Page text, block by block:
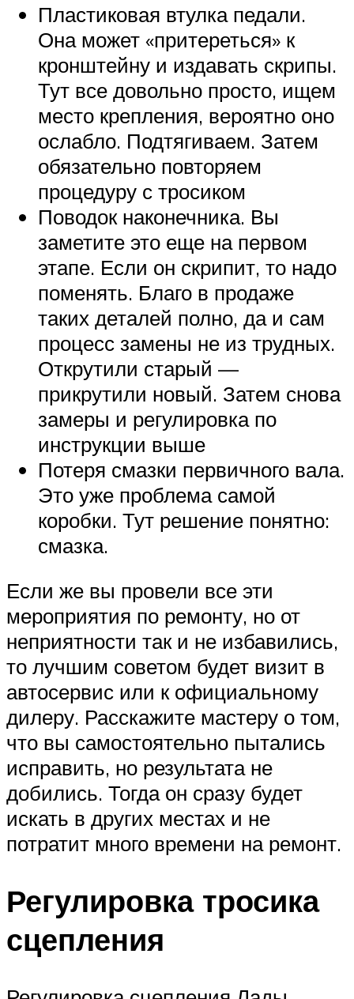
Пластиковая втулка педали.
Она может «притереться» к
кронштейну и издавать скрипы.
Тут все довольно просто, ищем
место крепления, вероятно оно
ослабло. Подтягиваем. Затем
обязательно повторяем
процедуру с тросиком
Поводок наконечника. Вы
заметите это еще на первом
этапе. Если он скрипит, то надо
поменять. Благо в продаже
таких деталей полно, да и сам
процесс замены не из трудных.
Открутили старый —
прикрутили новый. Затем снова
замеры и регулировка по
инструкции выше
Потеря смазки первичного вала.
Это уже проблема самой
коробки. Тут решение понятно:
смазка.
Если же вы провели все эти
мероприятия по ремонту, но от
неприятности так и не избавились,
то лучшим советом будет визит в
автосервис или к официальному
дилеру. Расскажите мастеру о том,
что вы самостоятельно пытались
исправить, но результата не
добились. Тогда он сразу будет
искать в других местах и не
потратит много времени на ремонт.
Регулировка тросика
сцепления